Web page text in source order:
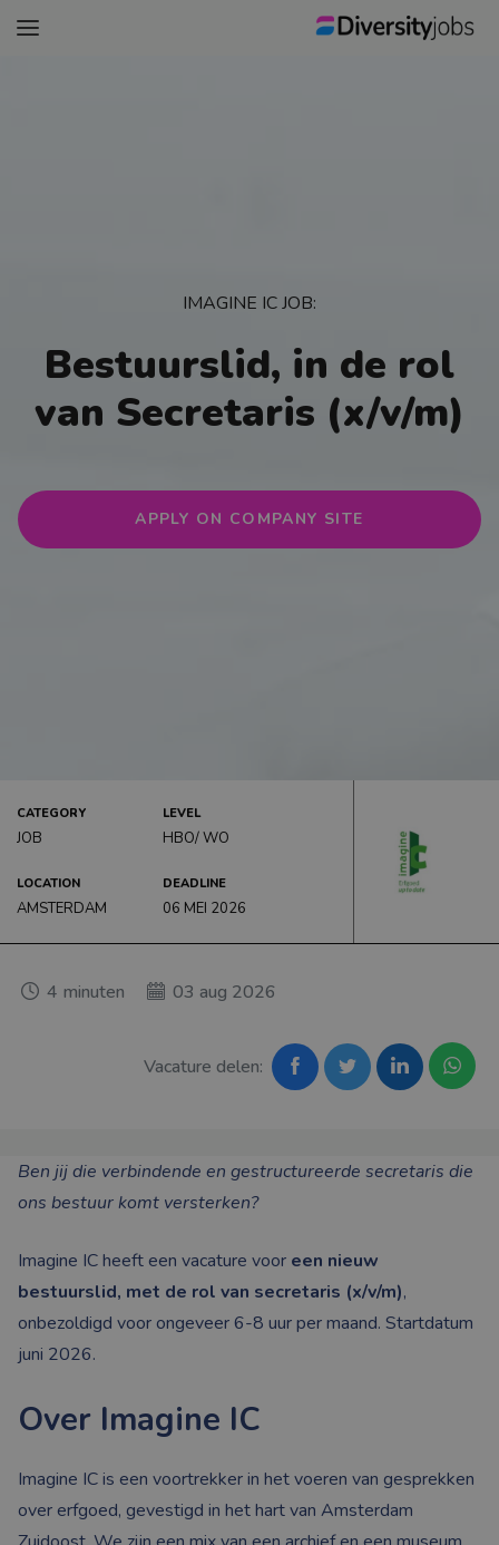
Startersfuncties: de beste carrièrestart
Stages: alleen bij topwerkgevers
IMAGINE IC JOB:
Bestuurslid, in de rol
van Secretaris (x/v/m)
APPLY ON COMPANY SITE
CATEGORY
JOB
LEVEL
HBO/ WO
LOCATION
AMSTERDAM
DEADLINE
06 MEI 2026
4 minuten 03 aug 2026
Vacature delen:
Ben jij die verbindende en gestructureerde secretaris die
ons bestuur komt versterken?
Imagine IC heeft een vacature voor een nieuw
bestuurslid, met de rol van secretaris (x/v/m),
onbezoldigd voor ongeveer 6-8 uur per maand. Startdatum
juni 2026.
Over Imagine IC
Imagine IC is een voortrekker in het voeren van gesprekken
over erfgoed, gevestigd in het hart van Amsterdam